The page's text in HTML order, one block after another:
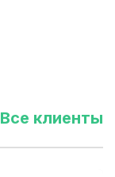
Все клиенты